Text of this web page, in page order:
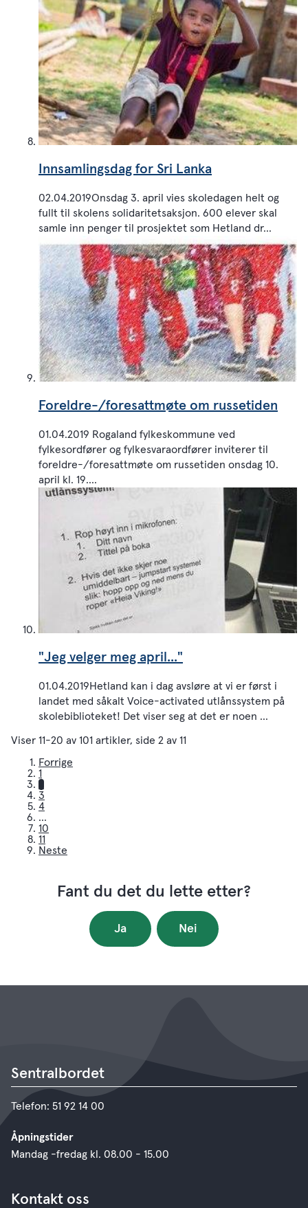
Innsamlingsdag for Sri Lanka
02.04.2019Onsdag 3. april vies skoledagen helt og
fullt til skolens solidaritetsaksjon. 600 elever skal
samle inn penger til prosjektet som Hetland dr...
Foreldre-/foresattmøte om russetiden
01.04.2019 Rogaland fylkeskommune ved
fylkesordfører og fylkesvaraordfører inviterer til
foreldre-/foresattmøte om russetiden onsdag 10.
april kl. 19....
"Jeg velger meg april..."
01.04.2019Hetland kan i dag avsløre at vi er først i
landet med såkalt Voice-activated utlånssystem på
skolebiblioteket! Det viser seg at det er noen ...
Viser 11-20 av 101 artikler, side 2 av 11
Forrige
1
2
3
4
...
10
11
Neste
Fant du det du lette etter?
Ja Nei
Sentralbordet
Telefon: 51 92 14 00
Åpningstider
Mandag -fredag kl. 08.00 - 15.00
Kontakt oss